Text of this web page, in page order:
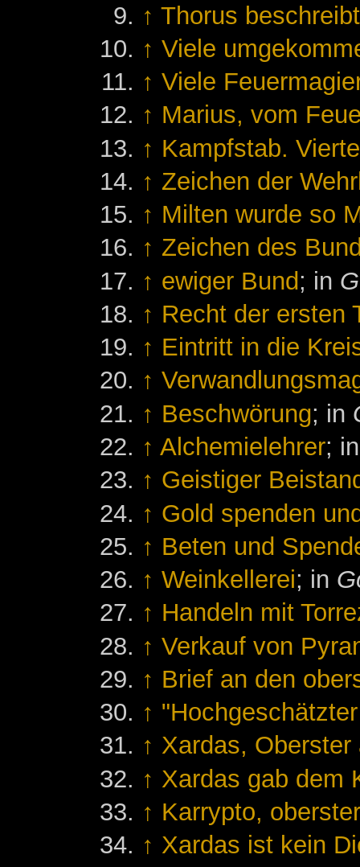
↑ Thorus
↑ Viele
↑ Viele
↑ Marius, vom
↑ Kampfstab.
↑ Zeichen der
↑ Milten wurde so
↑ Zeichen des
↑ ewiger Bund; in
↑ Recht der ersten
↑ Eintritt in die
↑
↑ Beschwörung; in
↑ Alchemielehrer;
↑ Geistiger
↑ Gold spenden
↑ Beten und
↑ Weinkellerei; in
↑ Handeln mit
↑ Verkauf von
↑ Brief an den
↑
↑ Xardas,
↑ Xardas gab dem
↑ Karrypto,
↑ Xardas ist kein